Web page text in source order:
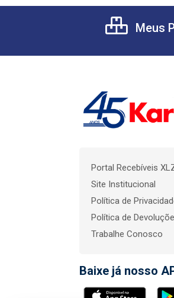
Meus
Portal Recebíveis
Site Institucional
Política de
Política de
Trabalhe Conosco
Baixe já nosso